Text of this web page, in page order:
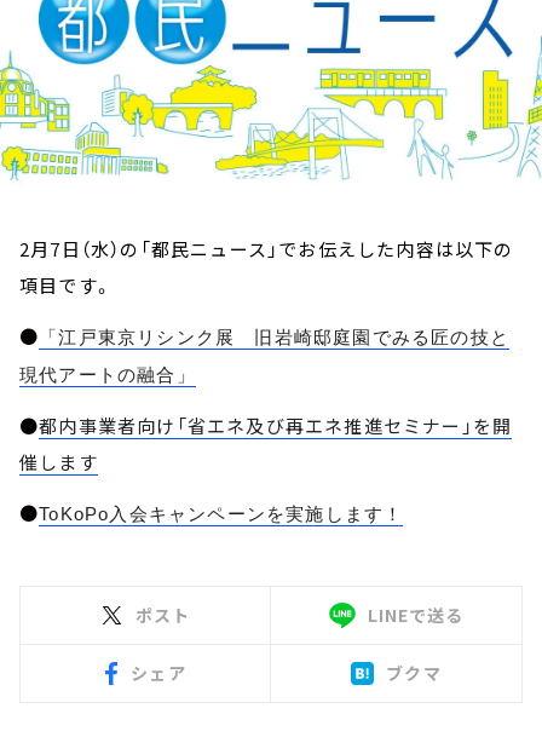
2月7日（水）の「都民ニュース」でお伝えした内容は以下の
項目です。
● 「江戸東京リシンク展 旧岩崎邸庭園でみる匠の技と
現代アートの融合」
●都内事業者向け「省エネ及び再エネ推進セミナー」を開
催します
●ToKoPo入会キャンペーンを実施します！
ポスト LINEで送る
シェア ブクマ